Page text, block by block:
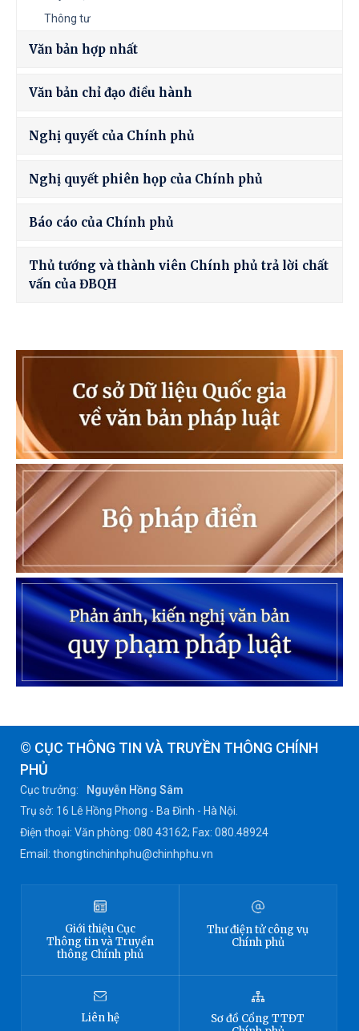
Thông tư
Văn bản hợp nhất
Văn bản chỉ đạo điều hành
Nghị quyết của Chính phủ
Nghị quyết phiên họp của Chính phủ
Báo cáo của Chính phủ
Thủ tướng và thành viên Chính phủ trả lời chất
vấn của ĐBQH
© CỤC THÔNG TIN VÀ TRUYỀN THÔNG CHÍNH
PHỦ
Cục trưởng:
Nguyễn Hồng Sâm
Trụ sở: 16 Lê Hồng Phong - Ba Đình - Hà Nội.
Điện thoại: Văn phòng: 080 43162; Fax: 080.48924
Email: thongtinchinhphu@chinhphu.vn
Giới thiệu Cục
Thông tinvà Truyền
thông Chính phủ
Thư điện tử công vụ
Chính phủ
Liên hệ Sơ đồ Cổng TTĐT